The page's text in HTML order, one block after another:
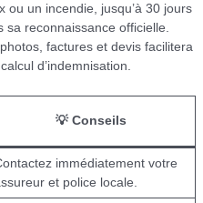
ou un incendie, jusqu’à 30 jours
reconnaissance officielle.
factures et devis facilitera
d’indemnisation.
💡 Conseils
immédiatement votre
et police locale.